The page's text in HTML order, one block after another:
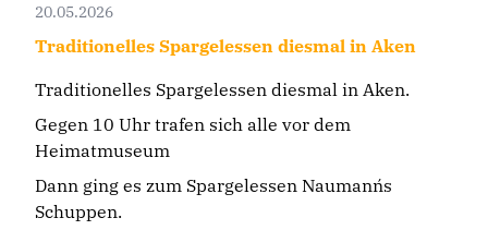
20.05.2026
Traditionelles Spargelessen diesmal in Aken
Traditionelles Spargelessen diesmal in Aken.
Gegen 10 Uhr trafen sich alle vor dem
Heimatmuseum
Dann ging es zum Spargelessen Naumann´s
Schuppen.